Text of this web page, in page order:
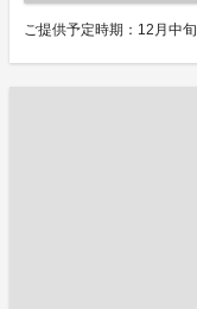
ご提供予定時期：12月中旬